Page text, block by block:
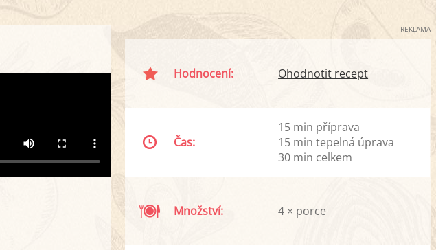
REKLAMA
Hodnocení: Ohodnotit recept
Čas:
15 min příprava
15 min tepelná úprava
30 min celkem
Množství: 4 × porce